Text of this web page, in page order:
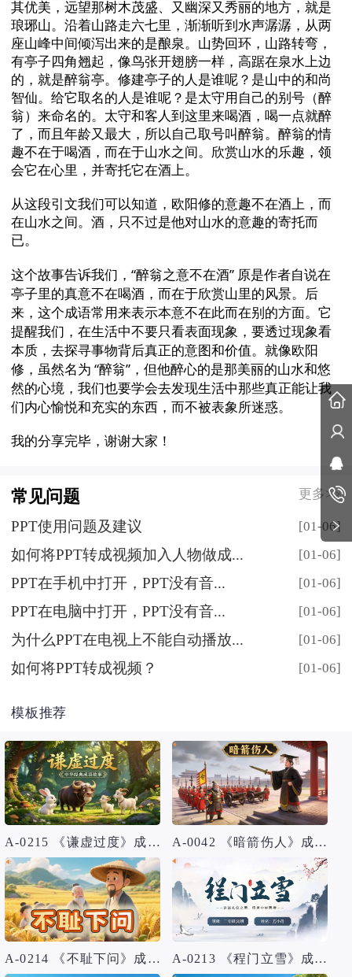
其优美，远望那树木茂盛、又幽深又秀丽的地方，就是
琅琊山。沿着山路走六七里，渐渐听到水声潺潺，从两
座山峰中间倾泻出来的是酿泉。山势回环，山路转弯，
有亭子四角翘起，像鸟张开翅膀一样，高踞在泉水上边
的，就是醉翁亭。修建亭子的人是谁呢？是山中的和尚
智仙。给它取名的人是谁呢？是太守用自己的别号（醉
翁）来命名的。太守和客人到这里来喝酒，喝一点就醉
了，而且年龄又最大，所以自己取号叫醉翁。醉翁的情
趣不在于喝酒，而在于山水之间。欣赏山水的乐趣，领
会它在心里，并寄托它在酒上。
从这段引文我们可以知道，欧阳修的意趣不在酒上，而
在山水之间。酒，只不过是他对山水的意趣的寄托而
已。
这个故事告诉我们，“醉翁之意不在酒” 原是作者自说在
亭子里的真意不在喝酒，而在于欣赏山里的风景。后
来，这个成语常用来表示本意不在此而在别的方面。它
提醒我们，在生活中不要只看表面现象，要透过现象看
本质，去探寻事物背后真正的意图和价值。就像欧阳
修，虽然名为 “醉翁”，但他醉心的是那美丽的山水和悠
然的心境，我们也要学会去发现生活中那些真正能让我
们内心愉悦和充实的东西，而不被表象所迷惑。
我的分享完毕，谢谢大家！
常见问题 更多>>
[01-06]
PPT使用问题及建议
[01-06]
如何将PPT转成视频加入人物做成...
[01-06]
PPT在手机中打开，PPT没有音...
[01-06]
PPT在电脑中打开，PPT没有音...
[01-06]
为什么PPT在电视上不能自动播放...
[01-06]
如何将PPT转成视频？
模板推荐
A-0215 《谦虚过度》成语故事PPT模板 A-0042 《暗箭伤人》成语故事PPT模板
A-0214 《不耻下问》成语故事PPT模板 A-0213 《程门立雪》成语故事PPT模板